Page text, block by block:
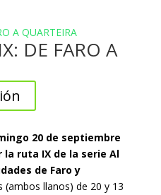
DE FARO A
20 de septiembre
la ruta IX de la serie Al
de Faro y
(ambos llanos) de 20 y 13